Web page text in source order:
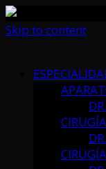
Skip to content